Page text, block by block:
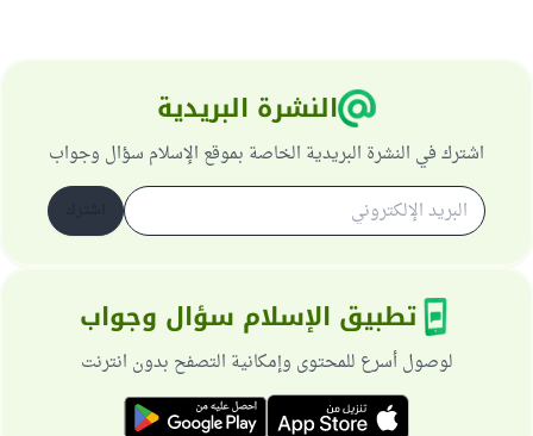
النشرة البريدية
اشترك في النشرة البريدية الخاصة بموقع الإسلام سؤال وجواب
تطبيق الإسلام سؤال وجواب
لوصول أسرع للمحتوى وإمكانية التصفح بدون انترنت